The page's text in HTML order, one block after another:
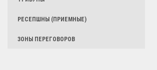
РЕСЕПШНЫ (ПРИЕМНЫЕ)
ЗОНЫ ПЕРЕГОВОРОВ